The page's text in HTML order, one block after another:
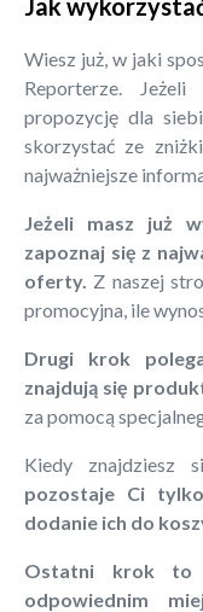
Jak
Wiesz już, w jaki
Reporterze.
propozycję dla
skorzystać ze
najważniejsze
Jeżeli masz już
zapoznaj się z
oferty. Z naszej
promocyjna, ile
Drugi krok
znajdują się
za pomocą
Kiedy znajdziesz
pozostaje Ci
dodanie ich do
Ostatni krok to
odpowiednim